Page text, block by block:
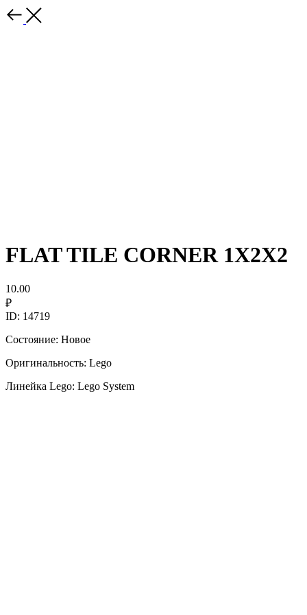
FLAT TILE CORNER 1X2X2
10.00
₽
ID: 14719
Состояние: Новое
Оригинальность: Lego
Линейка Lego: Lego System